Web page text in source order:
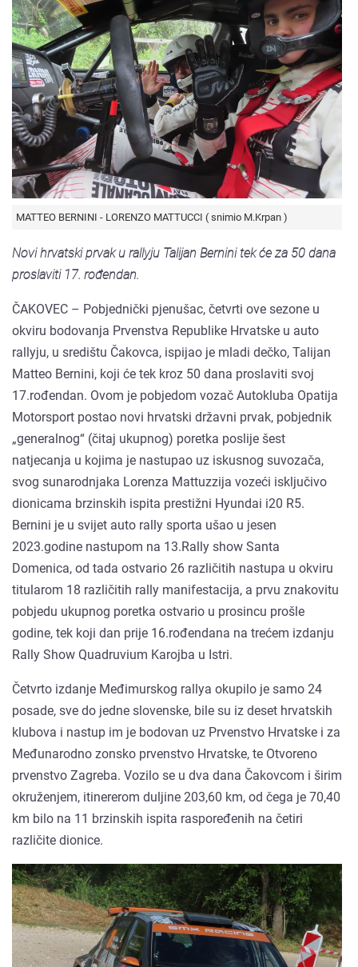
MATTEO BERNINI - LORENZO MATTUCCI ( snimio M.Krpan )
Novi hrvatski prvak u rallyju Talijan Bernini tek će za 50 dana
proslaviti 17. rođendan.
ČAKOVEC – Pobjednički pjenušac, četvrti ove sezone u
okviru bodovanja Prvenstva Republike Hrvatske u auto
rallyju, u središtu Čakovca, ispijao je mladi dečko, Talijan
Matteo Bernini, koji će tek kroz 50 dana proslaviti svoj
17.rođendan. Ovom je pobjedom vozač Autokluba Opatija
Motorsport postao novi hrvatski državni prvak, pobjednik
„generalnog“ (čitaj ukupnog) poretka poslije šest
natjecanja u kojima je nastupao uz iskusnog suvozača,
svog sunarodnjaka Lorenza Mattuzzija vozeći isključivo
dionicama brzinskih ispita prestižni Hyundai i20 R5.
Bernini je u svijet auto rally sporta ušao u jesen
2023.godine nastupom na 13.Rally show Santa
Domenica, od tada ostvario 26 različitih nastupa u okviru
titularom 18 različitih rally manifestacija, a prvu znakovitu
pobjedu ukupnog poretka ostvario u prosincu prošle
godine, tek koji dan prije 16.rođendana na trećem izdanju
Rally Show Quadruvium Karojba u Istri.
Četvrto izdanje Međimurskog rallya okupilo je samo 24
posade, sve do jedne slovenske, bile su iz deset hrvatskih
klubova i nastup im je bodovan uz Prvenstvo Hrvatske i za
Međunarodno zonsko prvenstvo Hrvatske, te Otvoreno
prvenstvo Zagreba. Vozilo se u dva dana Čakovcom i širim
okruženjem, itinererom duljine 203,60 km, od čega je 70,40
km bilo na 11 brzinskih ispita raspoređenih na četiri
različite dionice.